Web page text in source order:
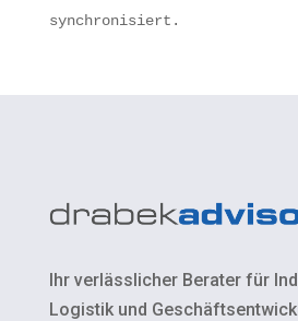
synchronisiert.
Ihr verlässlicher Berater für
Logistik und